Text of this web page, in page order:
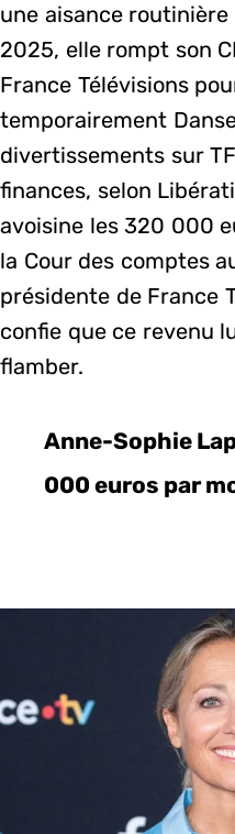
une aisance
2025, elle rompt son
France Télévisions
temporairement
divertissements sur
finances, selon
avoisine les 320 000
la Cour des comptes
présidente de France
confie que ce revenu
flamber.
Anne-Sophie
000 euros par